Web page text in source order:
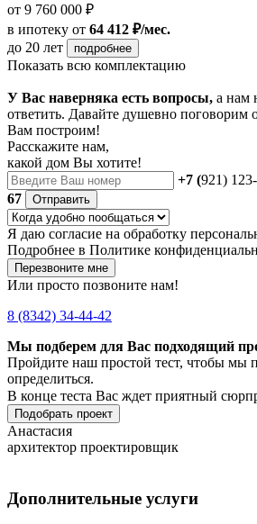
от 9 760 000 ₽
в ипотеку от 64 412 ₽/мес.
до 20 лет
подробнее
Показать всю комплектацию
У Вас наверняка есть вопросы, а нам
ответить. Давайте душевно поговорим
Вам построим!
Расскажите нам,
какой дом Вы хотите!
+7 (921)
67
Отправить
Я даю согласие на обработку
Подробнее в Политике
Перезвоните мне
Или просто позвоните нам!
8 (8342) 34-44-42
Мы подберем для Вас подходящий
Пройдите наш простой тест, чтобы мы
определиться.
В конце теста Вас ждет приятный
Подобрать проект
Анастасия
архитектор проектировщик
Дополнительные услуги